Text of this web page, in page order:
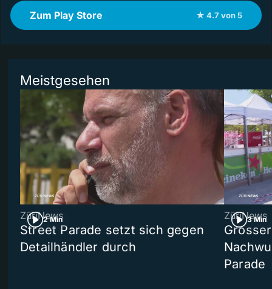
Zum Play Store ★ 4.7 von 5
Meistgesehen
2 Min
ZüriNews
Street Parade setzt sich gegen
Detailhändler durch
3 Min
ZüriNews
Parade